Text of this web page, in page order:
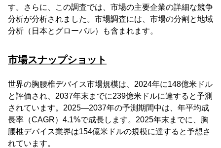
す。さらに、この調査では、市場の主要企業の詳細な競争
分析が分析されました。市場調査には、市場の分割と地域
分析（日本とグローバル）も含まれます。
市場スナップショット
世界の胸腰椎デバイス市場規模は、2024年に148億米ドル
と評価され、2037年末までに239億米ドルに達すると予測
されています。2025―2037年の予測期間中は、年平均成
長率（CAGR）4.1%で成長します。2025年末までに、胸
腰椎デバイス業界は154億米ドルの規模に達すると予想さ
れています。